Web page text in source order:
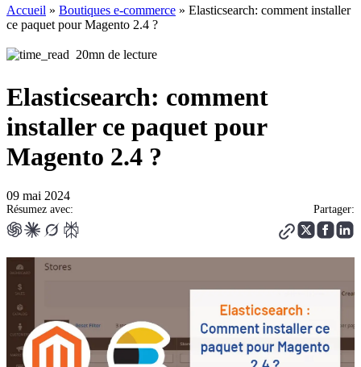
Accueil » Boutiques e-commerce » Elasticsearch: comment installer
ce paquet pour Magento 2.4 ?
20mn de lecture
Elasticsearch: comment
installer ce paquet pour
Magento 2.4 ?
09 mai 2024
Résumez avec: Partager: